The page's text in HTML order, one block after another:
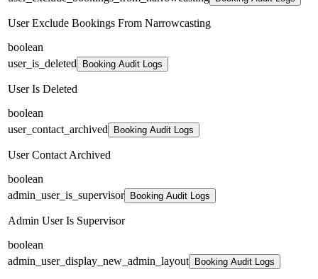
User Exclude Bookings From Narrowcasting
boolean
user_is_deleted
Booking Audit Logs
User Is Deleted
boolean
user_contact_archived
Booking Audit Logs
User Contact Archived
boolean
admin_user_is_supervisor
Booking Audit Logs
Admin User Is Supervisor
boolean
admin_user_display_new_admin_layout
Booking Audit Logs